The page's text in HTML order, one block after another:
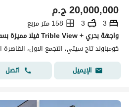
ج.م20,000,000
3
3
158 متر مربع
كومباوند تاج سيتي، التجمع الاول، القاهرة
الإيميل
اتصل